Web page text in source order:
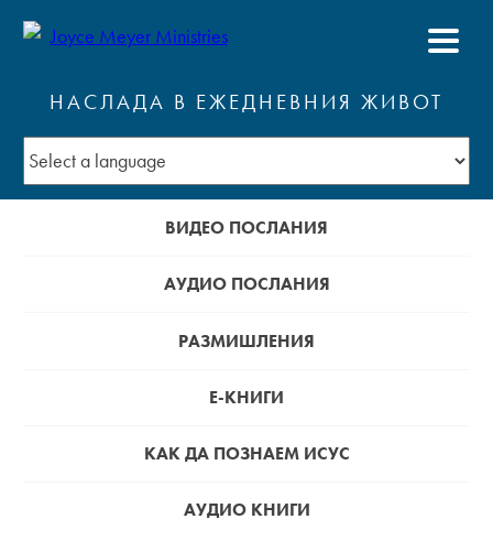
НАСЛАДА В ЕЖЕДНЕВНИЯ ЖИВОТ
ВИДЕО ПОСЛАНИЯ
АУДИО ПОСЛАНИЯ
РАЗМИШЛЕНИЯ
Е-КНИГИ
КАК ДА ПОЗНАЕМ ИСУС
АУДИО КНИГИ